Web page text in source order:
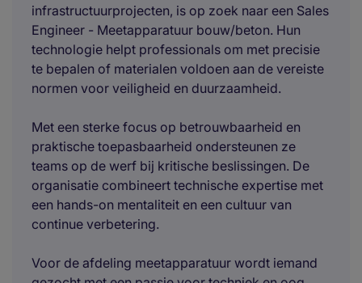
infrastructuurprojecten, is op zoek naar een Sales
Engineer - Meetapparatuur bouw/beton. Hun
technologie helpt professionals om met precisie
te bepalen of materialen voldoen aan de vereiste
normen voor veiligheid en duurzaamheid.
Met een sterke focus op betrouwbaarheid en
praktische toepasbaarheid ondersteunen ze
teams op de werf bij kritische beslissingen. De
organisatie combineert technische expertise met
een hands-on mentaliteit en een cultuur van
continue verbetering.
Voor de afdeling meetapparatuur wordt iemand